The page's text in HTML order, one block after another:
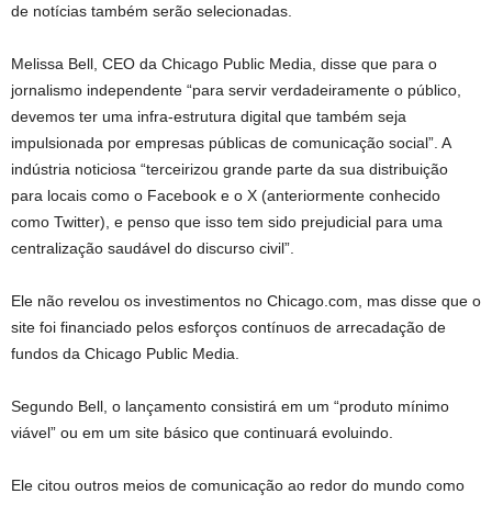
de notícias também serão selecionadas.
Melissa Bell, CEO da Chicago Public Media, disse que para o
jornalismo independente “para servir verdadeiramente o público,
devemos ter uma infra-estrutura digital que também seja
impulsionada por empresas públicas de comunicação social”. A
indústria noticiosa “terceirizou grande parte da sua distribuição
para locais como o Facebook e o X (anteriormente conhecido
como Twitter), e penso que isso tem sido prejudicial para uma
centralização saudável do discurso civil”.
Ele não revelou os investimentos no Chicago.com, mas disse que o
site foi financiado pelos esforços contínuos de arrecadação de
fundos da Chicago Public Media.
Segundo Bell, o lançamento consistirá em um “produto mínimo
viável” ou em um site básico que continuará evoluindo.
Ele citou outros meios de comunicação ao redor do mundo como